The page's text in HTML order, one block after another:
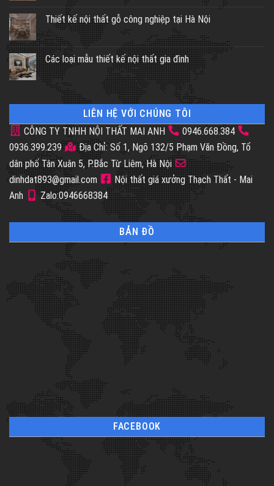
Thiết kế nội thất gỗ công nghiệp tại Hà Nội
Các loại mẫu thiết kế nội thất gia đình
LIÊN HỆ VỚI CHÚNG TÔI
CÔNG TY TNHH NỘI THẤT MAI ANH
0946.668.384
0936.399.239
Địa Chỉ: Số 1, Ngõ 132/5 Phạm Văn Đồng, Tổ
dân phố Tân Xuân 5, P.Bắc Từ Liêm, Hà Nội
dinhdat893@gmail.com
Nội thất giá xưởng Thạch Thất - Mai
Anh
Zalo:0946668384
BẢN ĐỒ
FACEBOOK